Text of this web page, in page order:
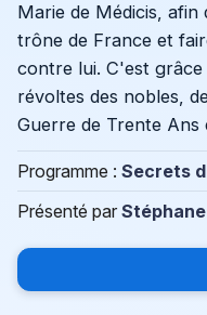
Marie de Médicis,
trône de France et
contre lui. C'est grâce
révoltes des nobles,
Guerre de Trente Ans
Programme : Secrets
Présenté par